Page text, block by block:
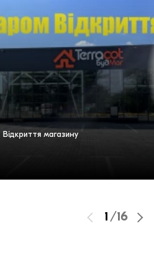
Відкриття магазину
1 /16